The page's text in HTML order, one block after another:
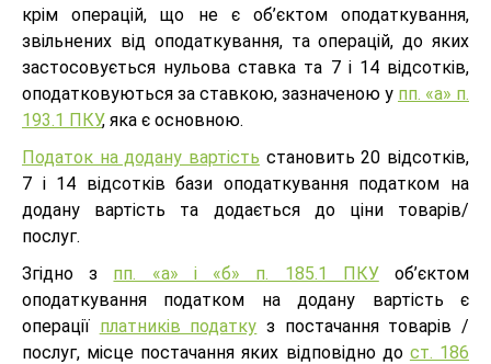
крім операцій, що не є об’єктом оподаткування,
звільнених від оподаткування, та операцій, до яких
застосовується нульова ставка та 7 і 14 відсотків,
оподатковуються за ставкою, зазначеною у пп. «а» п.
193.1 ПКУ, яка є основною.
Податок на додану вартість становить 20 відсотків,
7 і 14 відсотків бази оподаткування податком на
додану вартість та додається до ціни товарів/
послуг.
Згідно з пп. «а» і «б» п. 185.1 ПКУоб’єктом
оподаткування податком на додану вартість є
операції платників податку з постачання товарів /
послуг, місце постачання яких відповідно до ст. 186